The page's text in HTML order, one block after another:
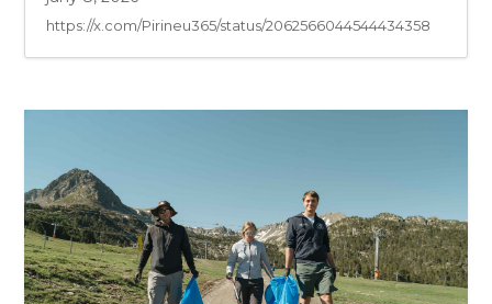
https://x.com/Pirineu365/status/2062566044544434358